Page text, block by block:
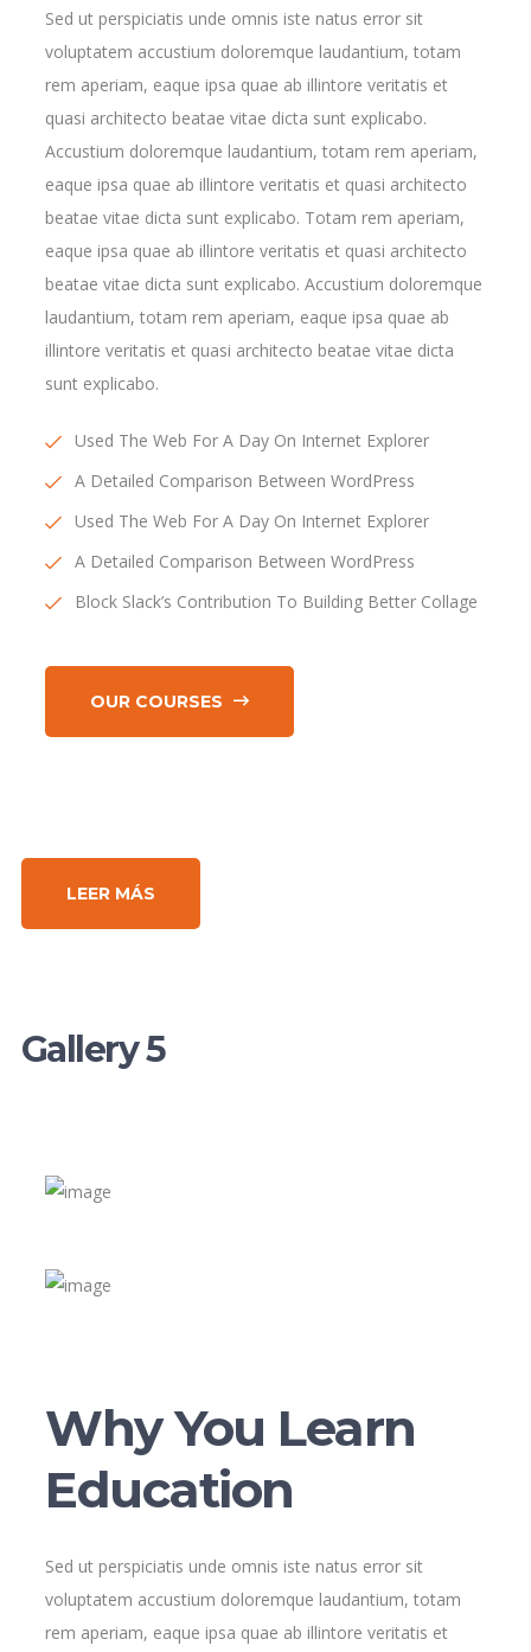
Sed ut perspiciatis unde omnis iste natus error sit
voluptatem accustium doloremque laudantium, totam
rem aperiam, eaque ipsa quae ab illintore veritatis et
quasi architecto beatae vitae dicta sunt explicabo.
Accustium doloremque laudantium, totam rem aperiam,
eaque ipsa quae ab illintore veritatis et quasi architecto
beatae vitae dicta sunt explicabo. Totam rem aperiam,
eaque ipsa quae ab illintore veritatis et quasi architecto
beatae vitae dicta sunt explicabo. Accustium doloremque
laudantium, totam rem aperiam, eaque ipsa quae ab
illintore veritatis et quasi architecto beatae vitae dicta
sunt explicabo.
Used The Web For A Day On Internet Explorer
A Detailed Comparison Between WordPress
Used The Web For A Day On Internet Explorer
A Detailed Comparison Between WordPress
Block Slack’s Contribution To Building Better Collage
OUR COURSES
LEER MÁS
Gallery 5
Why You Learn
Education
Sed ut perspiciatis unde omnis iste natus error sit
voluptatem accustium doloremque laudantium, totam
rem aperiam, eaque ipsa quae ab illintore veritatis et